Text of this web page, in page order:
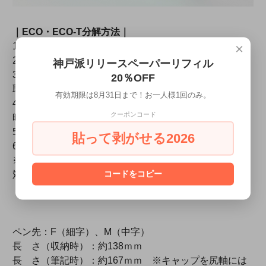
｜ECO・ECO-T分解方法｜
1.キャップを外します。
2.尻軸を反時計回りにまわし、ピストンを下げます。
3.エンドキャップと胴軸の間に出来た隙間に専用工具を
取り付けます。
4.エンドキャップと専用工具を固定したまま、本体を反
時計回りにまわします。
5.エンドキャップをピストンごと引き抜きます。
6.パーツを分解して完了です。
※取り扱い説明書に基づかない分解による故障は保証の
対象外です。ご注意ください。
【分解説明動画】・【組立説明動画】
ペン先：F（細字）、M（中字）
長 さ（収納時）：約138ｍｍ
長 さ（筆記時）：約167ｍｍ ※キャップを尻軸には
×
神戸派リリースペーパーリフィル
20％OFF
有効期限は8月31日まで！お一人様1回のみ。
クーポンコード
貼って剥がせる2026
コードをコピー